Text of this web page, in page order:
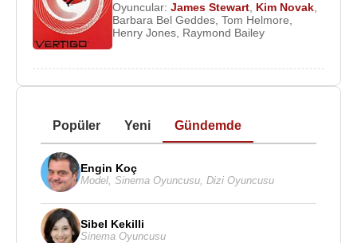
Oyuncular: James Stewart Kim Novak
Barbara Bel Geddes Tom Helmore
Henry Jones Raymond Bailey
Popüler Yeni Gündemde
Engin Koç
Model Sinema Oyuncusu Dizi Oyuncusu
Sibel Kekilli
Sinema Oyuncusu